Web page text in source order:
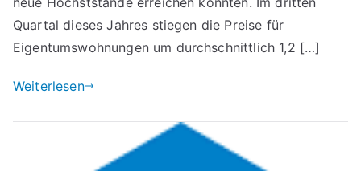
Quartal dieses Jahres stiegen die Preise für
Eigentumswohnungen um durchschnittlich 1,2 […]
Weiterlesen